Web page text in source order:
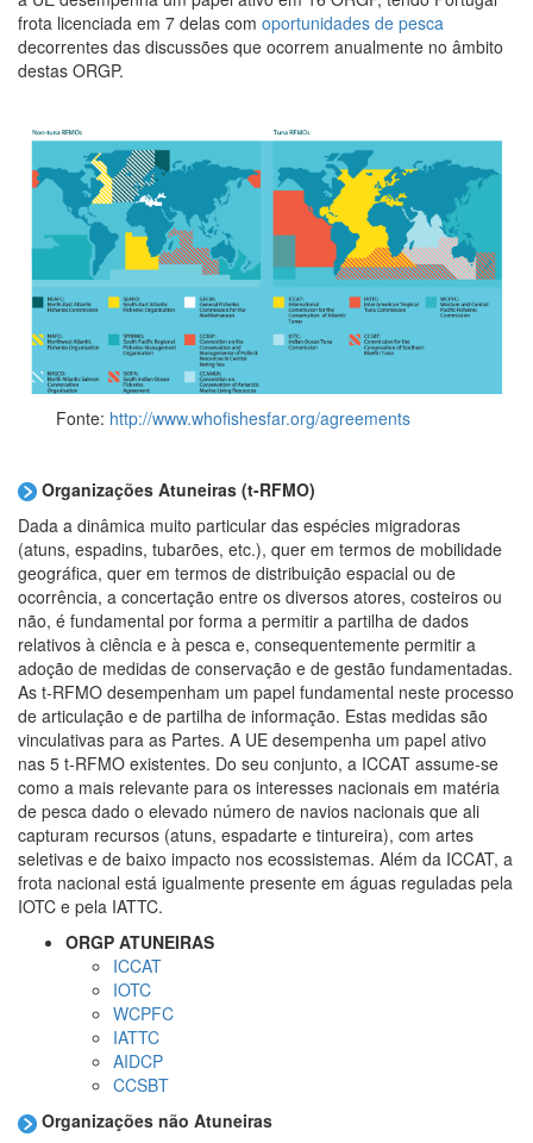
frota licenciada em 7 delas com oportunidades de pesca
decorrentes das discussões que ocorrem anualmente no âmbito
destas ORGP.
Fonte: http://www.whofishesfar.org/agreements
Organizações Atuneiras (t-RFMO)
Dada a dinâmica muito particular das espécies migradoras
(atuns, espadins, tubarões, etc.), quer em termos de mobilidade
geográfica, quer em termos de distribuição espacial ou de
ocorrência, a concertação entre os diversos atores, costeiros ou
não, é fundamental por forma a permitir a partilha de dados
relativos à ciência e à pesca e, consequentemente permitir a
adoção de medidas de conservação e de gestão fundamentadas.
As t-RFMO desempenham um papel fundamental neste processo
de articulação e de partilha de informação. Estas medidas são
vinculativas para as Partes. A UE desempenha um papel ativo
nas 5 t-RFMO existentes. Do seu conjunto, a ICCAT assume-se
como a mais relevante para os interesses nacionais em matéria
de pesca dado o elevado número de navios nacionais que ali
capturam recursos (atuns, espadarte e tintureira), com artes
seletivas e de baixo impacto nos ecossistemas. Além da ICCAT, a
frota nacional está igualmente presente em águas reguladas pela
IOTC e pela IATTC.
ORGP ATUNEIRAS
ICCAT
IOTC
WCPFC
IATTC
AIDCP
CCSBT
Organizações não Atuneiras